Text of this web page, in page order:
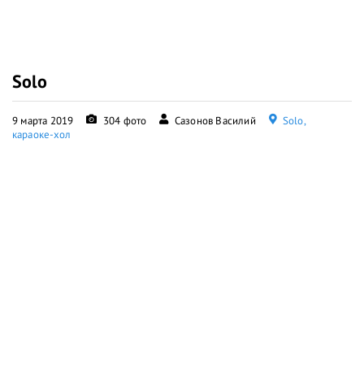
Solo
9 марта 2019 304 фото Сазонов Василий
Solo,
караоке-хол